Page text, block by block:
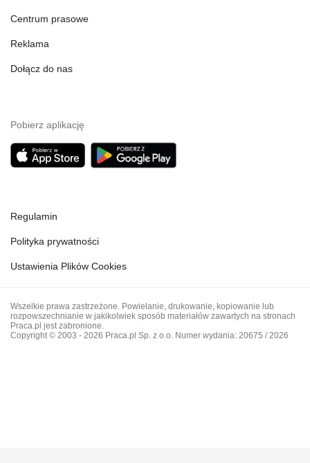
Centrum prasowe
Reklama
Dołącz do nas
Pobierz aplikację
Regulamin
Polityka prywatności
Ustawienia Plików Cookies
Wszelkie prawa zastrzeżone. Powielanie, drukowanie, kopiowanie lub
rozpowszechnianie w jakikolwiek sposób materiałów zawartych na stronach
Praca.pl jest zabronione.
Copyright © 2003 - 2026 Praca.pl Sp. z o.o. Numer wydania: 20675 / 2026